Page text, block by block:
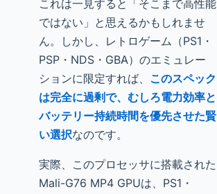
これは一見すると「そこまで高性能
ではない」と思えるかもしれませ
ん。しかし、レトロゲーム（PS1・
PSP・NDS・GBA）のエミュレー
ションに限定すれば、 このスペック
は完全に過剰で、むしろ電力効率と
バッテリー持続時間を優先させた賢
い選択なのです。
実際、このプロセッサに搭載された
Mali-G76 MP4 GPUは、PS1・